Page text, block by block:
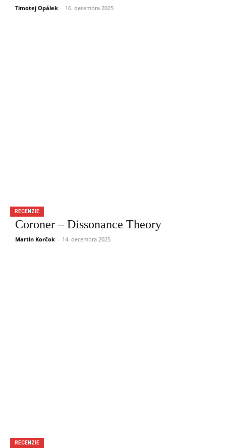
Timotej Opálek - 16. decembra 2025
RECENZIE
Coroner – Dissonance Theory
Martin Korčok - 14. decembra 2025
RECENZIE